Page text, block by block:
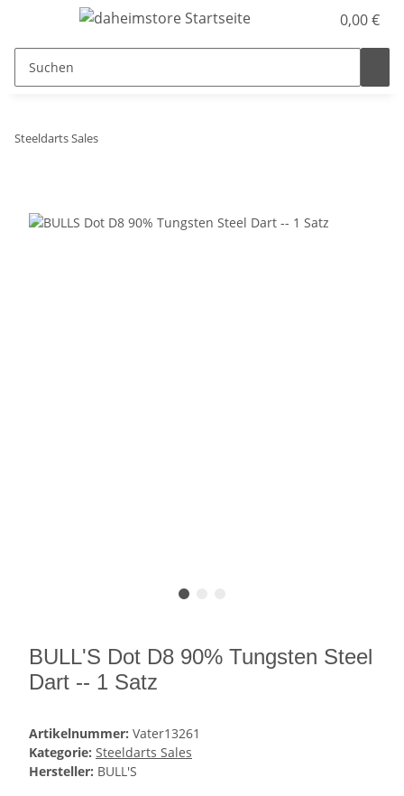
0,00 €
Steeldarts Sales
BULL'S Dot D8 90% Tungsten Steel
Dart -- 1 Satz
Artikelnummer: Vater13261
Kategorie: Steeldarts Sales
Hersteller: BULL'S